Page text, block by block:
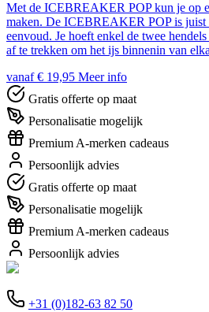
Met de ICEBREAKER POP kun je op
maken. De ICEBREAKER POP is juist
eenvoud. Je hoeft enkel de twee
af te trekken om het ijs binnenin van
vanaf € 19,95 Meer info
Gratis offerte op maat
Personalisatie mogelijk
Premium A-merken cadeaus
Persoonlijk advies
Gratis offerte op maat
Personalisatie mogelijk
Premium A-merken cadeaus
Persoonlijk advies
+31 (0)182-63 82 50